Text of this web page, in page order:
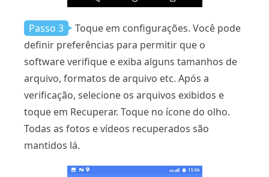
Passo 3
Toque em configurações. Você pode
definir preferências para permitir que o
software verifique e exiba alguns tamanhos de
arquivo, formatos de arquivo etc. Após a
verificação, selecione os arquivos exibidos e
toque em Recuperar. Toque no ícone do olho.
Todas as fotos e vídeos recuperados são
mantidos lá.